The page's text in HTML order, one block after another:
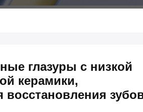
глазуры с низкой
керамики,